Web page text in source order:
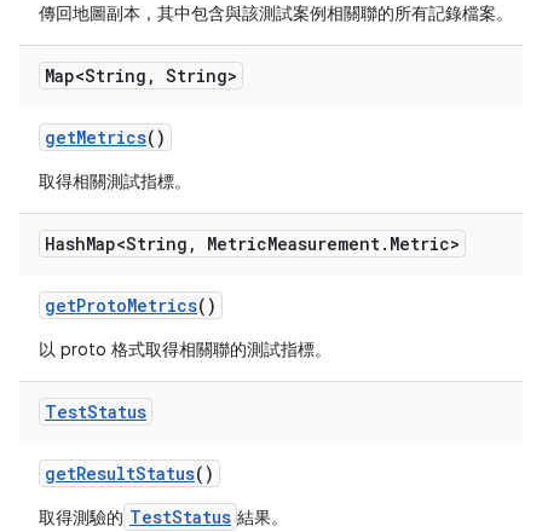
傳回地圖副本，其中包含與該測試案例相關聯的所有記錄檔案。
Map<String , String>
getMetrics()
取得相關測試指標。
HashMap<String , MetricMeasurement. Metric>
getProtoMetrics()
以 proto 格式取得相關聯的測試指標。
TestStatus
getResultStatus()
取得測驗的 TestStatus 結果。